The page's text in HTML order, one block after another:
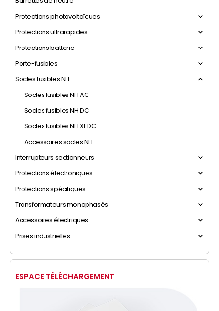
Protections photovoltaïques
Protections ultrarapides
Protections batterie
Porte-fusibles
Socles fusibles NH
Socles fusibles NH AC
Socles fusibles NH DC
Socles fusibles NH XL DC
Accessoires socles NH
Interrupteurs sectionneurs
Protections électroniques
Protections spécifiques
Transformateurs monophasés
Accessoires électriques
Prises industrielles
ESPACE TÉLÉCHARGEMENT